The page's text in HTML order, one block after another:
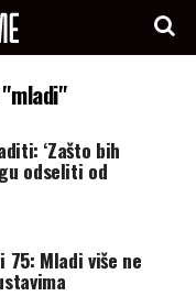
‘Zašto bih
odseliti od
75: Mladi više ne